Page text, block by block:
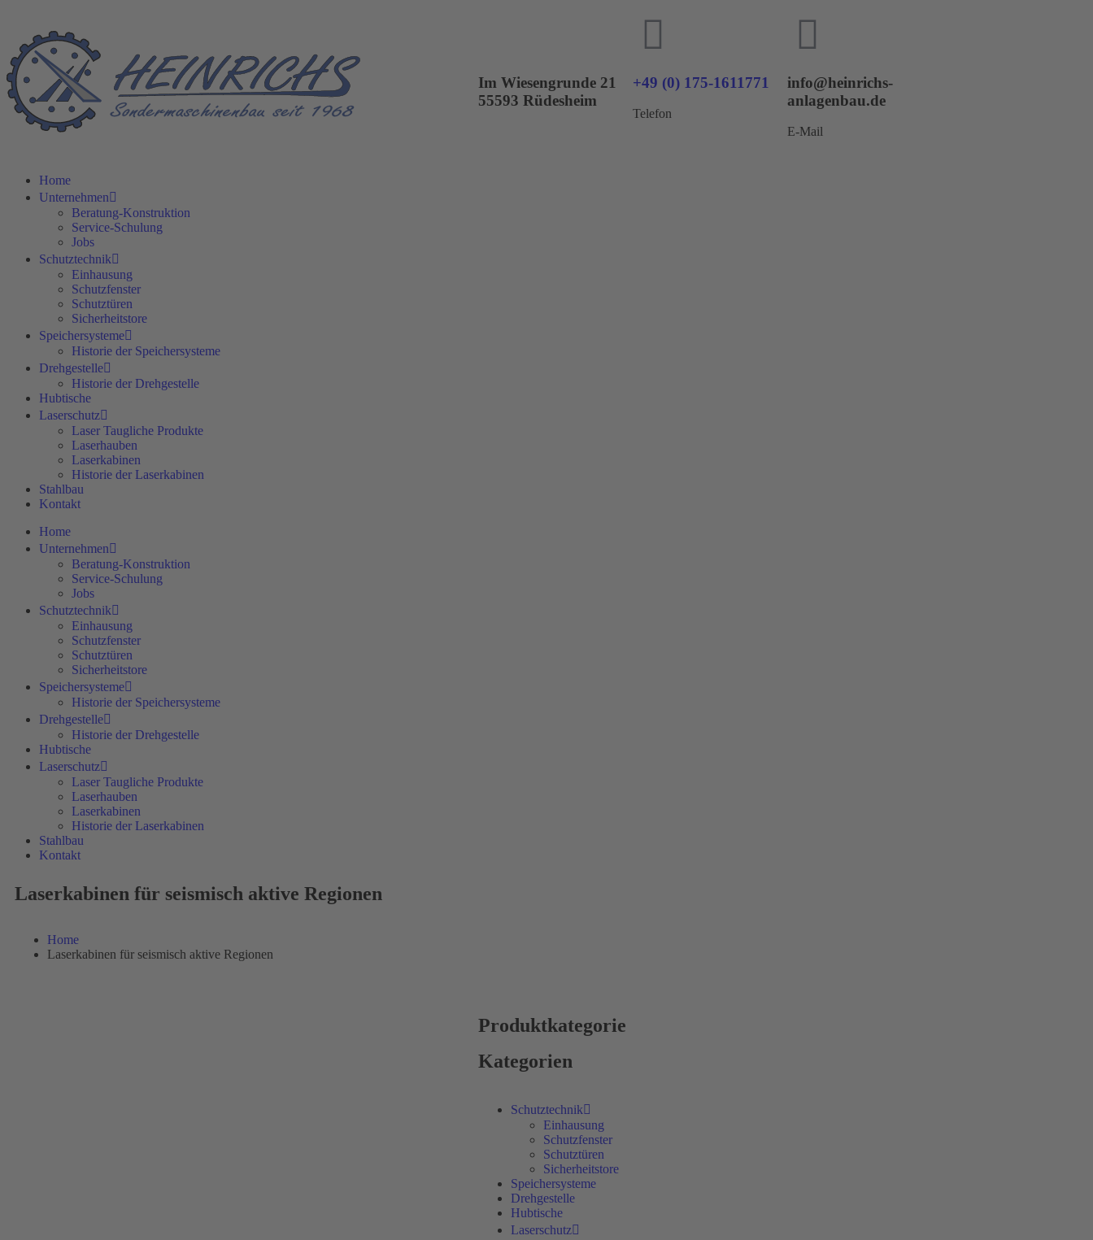
Im Wiesengrunde 21
55593 Rüdesheim
+49 (0) 175-1611771
Telefon
info@heinrichs-
anlagenbau.de
E-Mail
Home
Unternehmen
Beratung-Konstruktion
Service-Schulung
Jobs
Schutztechnik
Einhausung
Schutzfenster
Schutztüren
Sicherheitstore
Speichersysteme
Historie der Speichersysteme
Drehgestelle
Historie der Drehgestelle
Hubtische
Laserschutz
Laser Taugliche Produkte
Laserhauben
Laserkabinen
Historie der Laserkabinen
Stahlbau
Kontakt
Home
Unternehmen
Beratung-Konstruktion
Service-Schulung
Jobs
Schutztechnik
Einhausung
Schutzfenster
Schutztüren
Sicherheitstore
Speichersysteme
Historie der Speichersysteme
Drehgestelle
Historie der Drehgestelle
Hubtische
Laserschutz
Laser Taugliche Produkte
Laserhauben
Laserkabinen
Historie der Laserkabinen
Stahlbau
Kontakt
Laserkabinen für seismisch aktive Regionen
Home
Laserkabinen für seismisch aktive Regionen
Produktkategorie
Kategorien
Schutztechnik
Einhausung
Schutzfenster
Schutztüren
Sicherheitstore
Speichersysteme
Drehgestelle
Hubtische
Laserschutz